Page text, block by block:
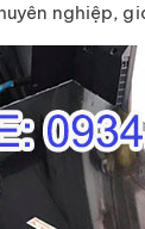
nghiệp,